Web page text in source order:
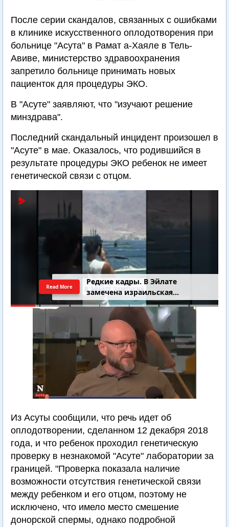
После серии скандалов, связанных с ошибками
в клинике искусственного оплодотворения при
больнице "Асута" в Рамат а-Хаяле в Тель-
Авиве, министерство здравоохранения
запретило больнице принимать новых
пациенток для процедуры ЭКО.
В "Асуте" заявляют, что "изучают решение
минздрава".
Последний скандальный инцидент произошел в
"Асуте" в мае. Оказалось, что родившийся в
результате процедуры ЭКО ребенок не имеет
генетической связи с отцом.
Редкие кадры. В Эйлате
замечена израильская
подводная лодка
Read More
Из Асуты сообщили, что речь идет об
оплодотворении, сделанном 12 декабря 2018
года, и что ребенок проходил генетическую
проверку в незнакомой "Асуте" лаборатории за
границей. "Проверка показала наличие
возможности отсутствия генетической связи
между ребенком и его отцом, поэтому не
исключено, что имело место смешение
донорской спермы, однако подробной